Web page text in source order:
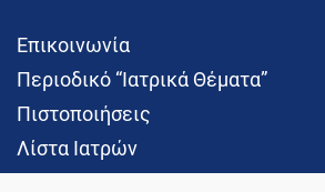
Επικοινωνία
Περιοδικό “Ιατρικά Θέματα”
Πιστοποιήσεις
Λίστα Ιατρών